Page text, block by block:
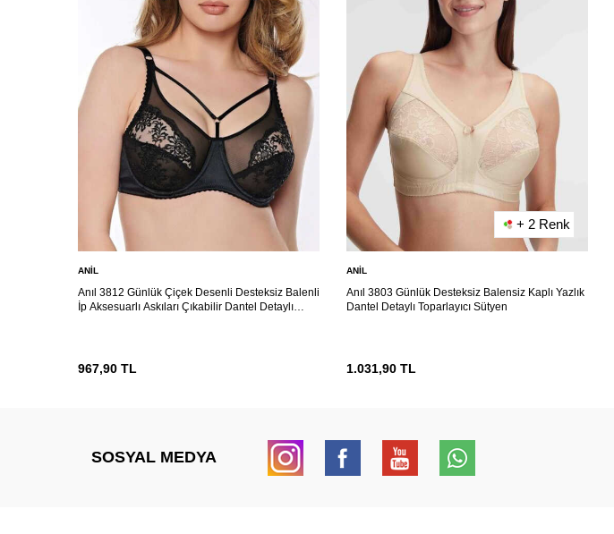
ANIL
Anıl 3812 Günlük Çiçek Desenli Desteksiz Balenli
İp Aksesuarlı Askıları Çıkabilir Dantel Detaylı
967,90 TL
+ 2 Renk
ANIL
Anıl 3803 Günlük Desteksiz Balensiz Kaplı Yazlık
Dantel Detaylı Toparlayıcı Sütyen
1.031,90 TL
SOSYAL MEDYA